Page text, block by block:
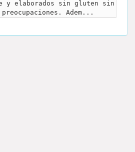
y elaborados sin gluten sin
preocupaciones. Adem...